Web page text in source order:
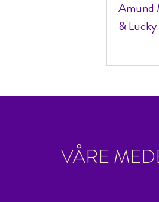
Amund
& Lucky
VÅRE